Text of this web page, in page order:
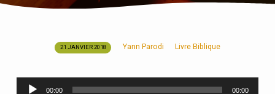
8-
21 JANVIER 2018 Yann Parodi Livre Biblique
Lecteur
00:00 00:00